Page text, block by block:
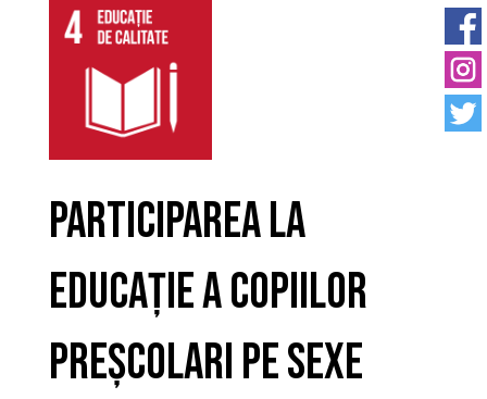
Participarea la
educație a copiilor
preșcolari pe sexe